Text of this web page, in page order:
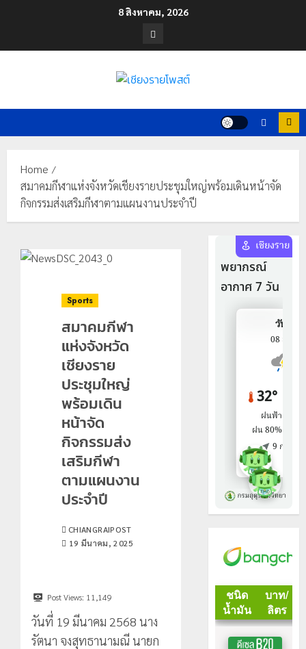
8 สิงหาคม, 2026
Facebook
Home
สมาคมกีฬาแห่งจังหวัดเชียงรายประชุมใหญ่พร้อมเดินหน้าจัด
กิจกรรมส่งเสริมกีฬาตามแผนงานประจำปี
Sports
สมาคมกีฬา
แห่งจังหวัด
เชียงราย
ประชุมใหญ่
พร้อมเดิน
หน้าจัด
กิจกรรมส่ง
เสริมกีฬา
ตามแผนงาน
ประจำปี
CHIANGRAIPOST
19 มีนาคม, 2025
Post Views: 11,149
วันที่ 19 มีนาคม 2568 นาง
รัตนา จงสุทธานามณี นายก